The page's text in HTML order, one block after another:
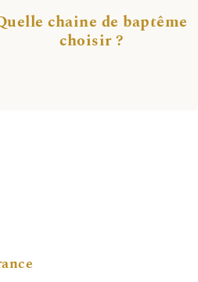
chaine de baptême
choisir ?